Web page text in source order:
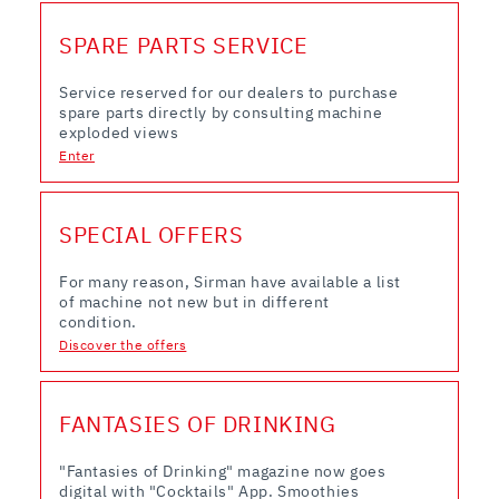
dei dati web, pubblicità e social media, i quali potrebbero
che hanno raccolto dal suo utilizzo dei loro servizi.
SPARE PARTS SERVICE
Service reserved for our dealers to purchase
spare parts directly by consulting machine
exploded views
Enter
SPECIAL OFFERS
For many reason, Sirman have available a list
of machine not new but in different
condition.
Discover the offers
FANTASIES OF DRINKING
"Fantasies of Drinking" magazine now goes
digital with "Cocktails" App. Smoothies